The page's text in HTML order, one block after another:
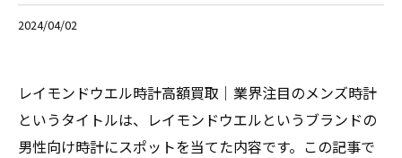
2024/04/02
レイモンドウエル時計高額買取｜業界注目のメンズ時計
というタイトルは、レイモンドウエルというブランドの
男性向け時計にスポットを当てた内容です。この記事で